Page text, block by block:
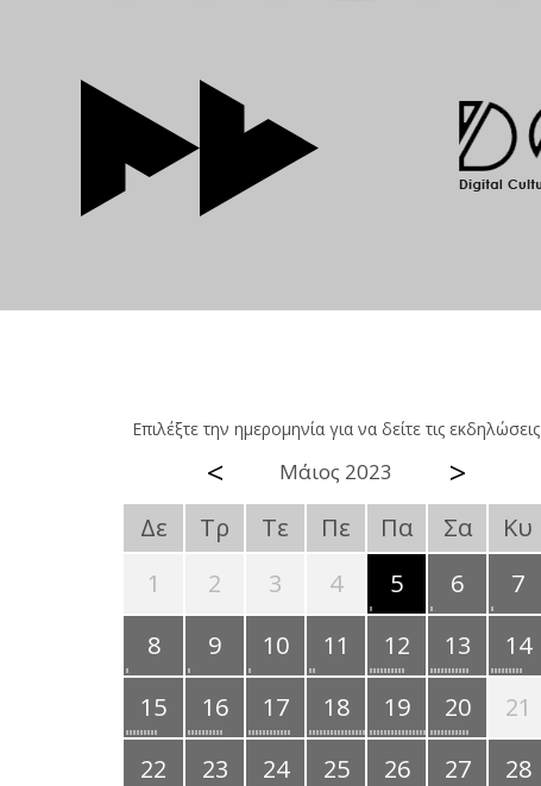
Επιλέξτε την ημερομηνία για να δείτε τις εκδηλώσεις
< Μάιος 2023 >
Δε Τρ Τε Πε Πα Σα
Κυ
1
2 3 4 5 6
7
8
9 10 11 12 13
14
15
16 17 18 19 20
21
22
23 24 25 26 27
28